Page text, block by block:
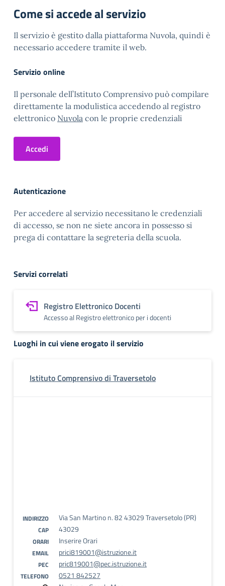
Come si accede al servizio
Il servizio è gestito dalla piattaforma Nuvola, quindi è
necessario accedere tramite il web.
Servizio online
Il personale dell’Istituto Comprensivo può compilare
direttamente la modulistica accedendo al registro
elettronico Nuvola con le proprie credenziali
Accedi
Autenticazione
Per accedere al servizio necessitano le credenziali
di accesso, se non ne siete ancora in possesso si
prega di contattare la segreteria della scuola.
Servizi correlati
Registro Elettronico Docenti
Accesso al Registro elettronico per i docenti
Luoghi in cui viene erogato il servizio
Istituto Comprensivo di Traversetolo
INDIRIZZO Via San Martino n. 82 43029 Traversetolo (PR)
CAP 43029
ORARI Inserire Orari
EMAIL prici819001@istruzione.it
PEC pric819001@pec.istruzione.it
TELEFONO
0521 842527